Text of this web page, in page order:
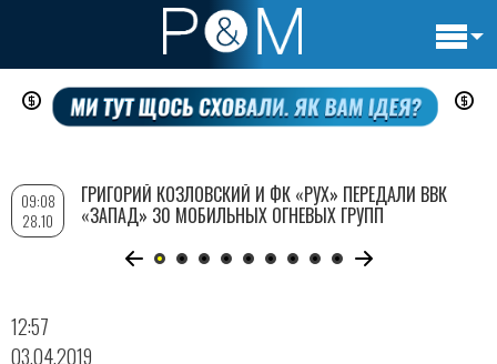
Перейти
содержанию
12:57
03.04.2019
09:08
28.10
ГРИГОРИЙ КОЗЛОВСКИЙ И ФК «РУХ» ПЕРЕДАЛИ ВВК
«ЗАПАД» 30 МОБИЛЬНЫХ ОГНЕВЫХ ГРУПП